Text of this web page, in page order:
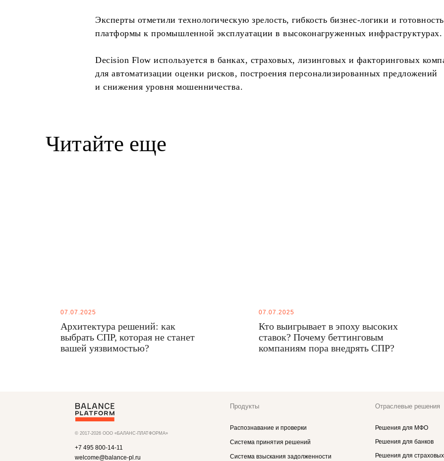
Эксперты отметили технологическую зрелость, гибкость бизнес-логики и готовность
платформы к промышленной эксплуатации в высоконагруженных инфраструктурах.
Decision Flow используется в банках, страховых, лизинговых и факторинговых
для автоматизации оценки рисков, построения персонализированных предложений
и снижения уровня мошенничества.
Читайте еще
07.07.2025
Архитектура решений: как
выбрать СПР, которая не станет
вашей уязвимостью?
07.07.2025
Кто выигрывает в эпоху высоких
ставок? Почему беттинговым
компаниям пора внедрять СПР?
© 2017-2026 ООО «БАЛАНС-ПЛАТФОРМА»
+7 495 800-14-11
welcome@balance-pl.ru
Распознавание и проверки
Система принятия решений
Система взыскания задолженности
Продукты
Решения для МФО
Решения для банков
Решения для страховых
Отраслевые решения